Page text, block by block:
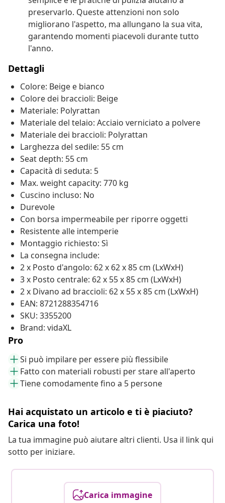
preservarlo. Queste attenzioni non solo
migliorano l'aspetto, ma allungano la sua vita,
garantendo momenti piacevoli durante tutto
l'anno.
Dettagli
Colore: Beige e bianco
Colore dei braccioli: Beige
Materiale: Polyrattan
Materiale del telaio: Acciaio verniciato a polvere
Materiale dei braccioli: Polyrattan
Larghezza del sedile: 55 cm
Seat depth: 55 cm
Capacità di seduta: 5
Max. weight capacity: 770 kg
Cuscino incluso: No
Durevole
Con borsa impermeabile per riporre oggetti
Resistente alle intemperie
Montaggio richiesto: Sì
La consegna include:
2 x Posto d'angolo: 62 x 62 x 85 cm (LxWxH)
3 x Posto centrale: 62 x 55 x 85 cm (LxWxH)
2 x Divano ad braccioli: 62 x 55 x 85 cm (LxWxH)
EAN: 8721288354716
SKU: 3355200
Brand: vidaXL
Pro
Si può impilare per essere più flessibile
Fatto con materiali robusti per stare all'aperto
Tiene comodamente fino a 5 persone
Hai acquistato un articolo e ti è piaciuto?
Carica una foto!
La tua immagine può aiutare altri clienti. Usa il link qui
sotto per iniziare.
Carica immagine